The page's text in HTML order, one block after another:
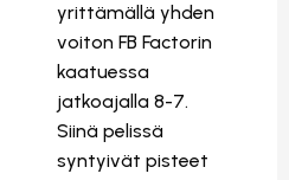
yrittämällä yhden
voiton FB Factorin
kaatuessa
jatkoajalla 8-7.
Siinä pelissä
syntyivät pisteet